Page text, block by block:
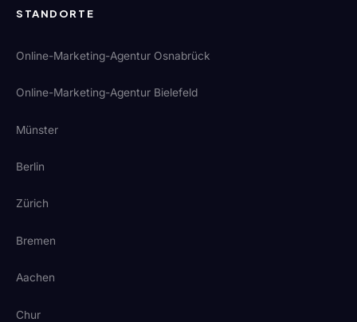
STANDORTE
Online-Marketing-Agentur Osnabrück
Online-Marketing-Agentur Bielefeld
Münster
Berlin
Zürich
Bremen
Aachen
Chur